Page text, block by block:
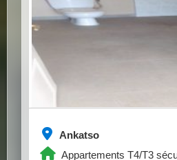
Ankatso
Appartements T4/T3